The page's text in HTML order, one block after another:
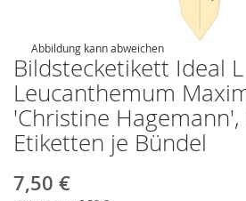
Abbildung kann abweichen
Bildstecketikett Ideal
Leucanthemum
'Christine Hagemann',
Etiketten je Bündel
7,50 €